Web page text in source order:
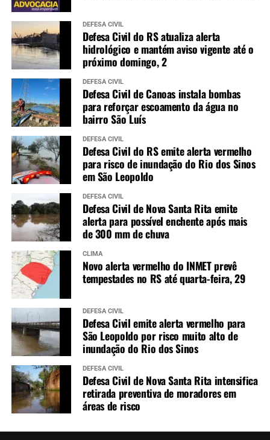
DEFESA CIVIL
Defesa Civil do RS atualiza alerta
hidrológico e mantém aviso vigente até o
próximo domingo, 2
DEFESA CIVIL
Defesa Civil de Canoas instala bombas
para reforçar escoamento da água no
bairro São Luís
DEFESA CIVIL
Defesa Civil do RS emite alerta vermelho
para risco de inundação do Rio dos Sinos
em São Leopoldo
DEFESA CIVIL
Defesa Civil de Nova Santa Rita emite
alerta para possível enchente após mais
de 300 mm de chuva
CLIMA
Novo alerta vermelho do INMET prevê
tempestades no RS até quarta-feira, 29
DEFESA CIVIL
Defesa Civil emite alerta vermelho para
São Leopoldo por risco muito alto de
inundação do Rio dos Sinos
DEFESA CIVIL
Defesa Civil de Nova Santa Rita intensifica
retirada preventiva de moradores em
áreas de risco